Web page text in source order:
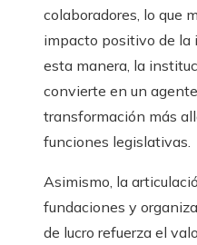
colaboradores, lo que
impacto positivo de la
esta manera, la
convierte en un
transformación más
funciones legislativas.
Asimismo, la
fundaciones y
de lucro refuerza el